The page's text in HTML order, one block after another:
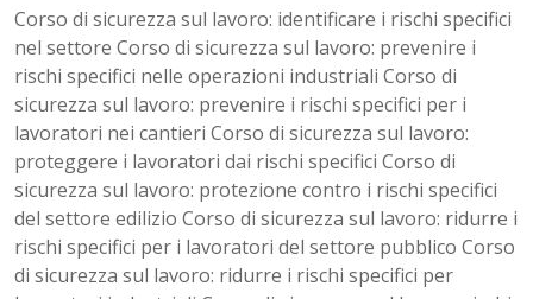
Corso di sicurezza sul lavoro: identificare i rischi specifici
nel settore Corso di sicurezza sul lavoro: prevenire i
rischi specifici nelle operazioni industriali Corso di
sicurezza sul lavoro: prevenire i rischi specifici per i
lavoratori nei cantieri Corso di sicurezza sul lavoro:
proteggere i lavoratori dai rischi specifici Corso di
sicurezza sul lavoro: protezione contro i rischi specifici
del settore edilizio Corso di sicurezza sul lavoro: ridurre i
rischi specifici per i lavoratori del settore pubblico Corso
di sicurezza sul lavoro: ridurre i rischi specifici per